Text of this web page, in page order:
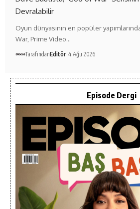
Devralabilir
Oyun dünyasının en popüler
War, Prime Video…
TarafındanEditör 4 Ağu 2026
Episode Dergi